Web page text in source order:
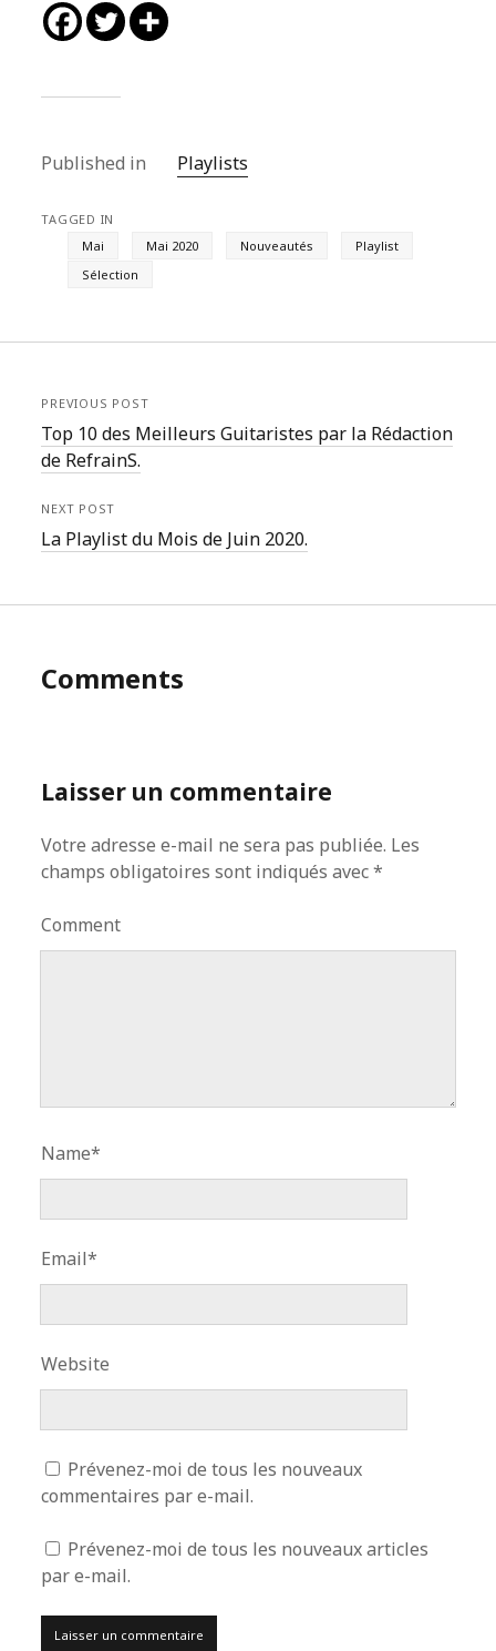
Published in Playlists
TAGGED IN
Mai
Mai 2020 Nouveautés
Playlist
Sélection
PREVIOUS POST
Top 10 des Meilleurs Guitaristes par la Rédaction
de RefrainS.
NEXT POST
La Playlist du Mois de Juin 2020.
Comments
Laisser un commentaire
Votre adresse e-mail ne sera pas publiée. Les
champs obligatoires sont indiqués avec*
Comment
Name*
Email*
Website
Prévenez-moi de tous les nouveaux
commentaires par e-mail.
Prévenez-moi de tous les nouveaux articles
par e-mail.